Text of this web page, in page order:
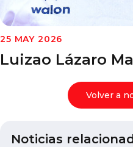
25 MAY 2026
Luizao Lázaro
Volver a
Noticias